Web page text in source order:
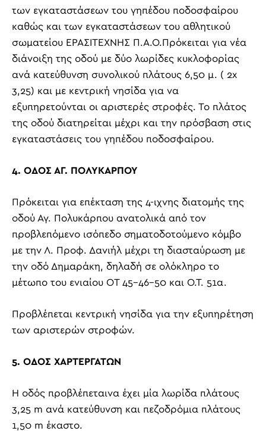
των εγκαταστάσεων του γηπέδου ποδοσφαίρου
καθώς και των εγκαταστάσεων του αθλητικού
σωματείου ΕΡΑΣΙΤΕΧΝΗΣ Π.Α.Ο.Πρόκειται για νέα
διάνοιξη της οδού με δύο λωρίδες κυκλοφορίας
ανά κατεύθυνση συνολικού πλάτους 6,50 μ. ( 2x
3,25) και με κεντρική νησίδα για να
εξυπηρετούνται οι αριστερές στροφές. Το πλάτος
της οδού διατηρείται μέχρι και την πρόσβαση στις
εγκαταστάσεις του γηπέδου ποδοσφαίρου.
4. ΟΔΟΣ ΑΓ. ΠΟΛΥΚΑΡΠΟΥ
Πρόκειται για επέκταση της 4-ιχνης διατομής της
οδού Αγ. Πολυκάρπου ανατολικά από τον
προβλεπόμενο ισόπεδο σηματοδοτούμενο κόμβο
με την Λ. Προφ. Δανιήλ μέχρι τη διασταύρωση με
την οδό Δημαράκη, δηλαδή σε ολόκληρο το
μέτωπο του ενιαίου ΟΤ 45-46-50 και Ο.Τ. 51α.
Προβλέπεται κεντρική νησίδα για την εξυπηρέτηση
των αριστερών στροφών.
5. ΟΔΟΣ ΧΑΡΤΕΡΓΑΤΩΝ
Η οδός προβλέπεταινα έχει μία λωρίδα πλάτους
3,25 m ανά κατεύθυνση και πεζοδρόμια πλάτους
1,50 m έκαστο.